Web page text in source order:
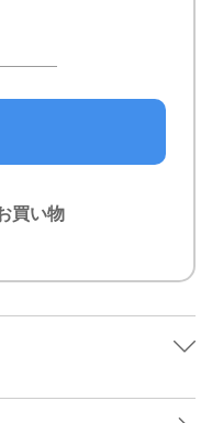
買い物